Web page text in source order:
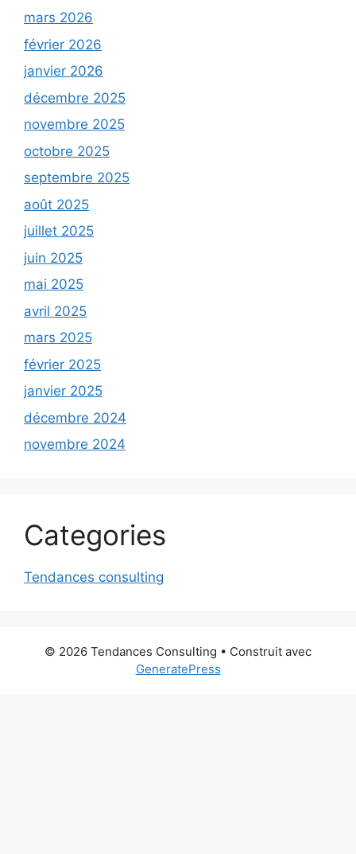
mars 2026
février 2026
janvier 2026
décembre 2025
novembre 2025
octobre 2025
septembre 2025
août 2025
juillet 2025
juin 2025
mai 2025
avril 2025
mars 2025
février 2025
janvier 2025
décembre 2024
novembre 2024
Categories
Tendances consulting
© 2026 Tendances Consulting • Construit avec
GeneratePress